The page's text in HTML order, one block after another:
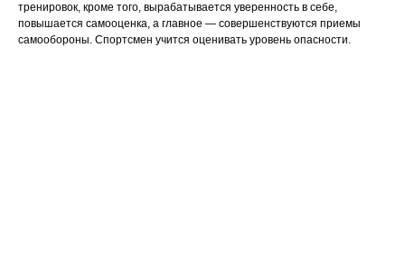
тренировок, кроме того, вырабатывается уверенность в себе,
повышается самооценка, а главное — совершенствуются приемы
самообороны. Спортсмен учится оценивать уровень опасности.